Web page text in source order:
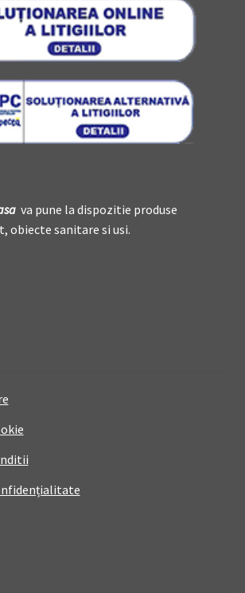
va pune la dispozitie produse
obiecte sanitare si usi.